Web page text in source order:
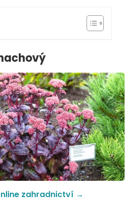
zahradnictví →